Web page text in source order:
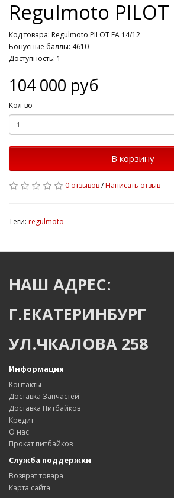
Regulmoto
Код товара: Regulmoto PILOT EA 14/12
Бонусные баллы: 4610
Доступность: 1
104 000 руб
Кол-во
В корзину
0 отзывов/Написать отзыв
Теги: regulmoto
НАШ АДРЕС:
Г.ЕКАТЕРИНБУРГ
УЛ.ЧКАЛОВА 258
Информация
Контакты
Доставка Запчастей
Доставка Питбайков
Кредит
О нас
Прокат питбайков
Служба поддержки
Возврат товара
Карта сайта